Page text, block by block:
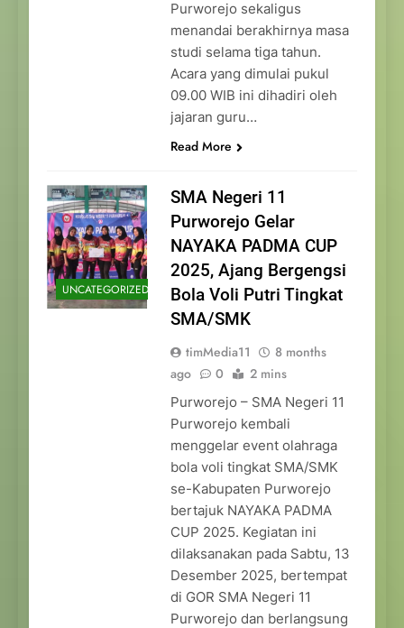
Purworejo sekaligus
menandai berakhirnya masa
studi selama tiga tahun.
Acara yang dimulai pukul
09.00 WIB ini dihadiri oleh
jajaran guru…
Read More
UNCATEGORIZED
SMA Negeri 11
Purworejo Gelar
NAYAKA PADMA CUP
2025, Ajang Bergengsi
Bola Voli Putri Tingkat
SMA/SMK
timMedia11
8 months
ago
0 2 mins
Purworejo – SMA Negeri 11
Purworejo kembali
menggelar event olahraga
bola voli tingkat SMA/SMK
se-Kabupaten Purworejo
bertajuk NAYAKA PADMA
CUP 2025. Kegiatan ini
dilaksanakan pada Sabtu, 13
Desember 2025, bertempat
di GOR SMA Negeri 11
Purworejo dan berlangsung